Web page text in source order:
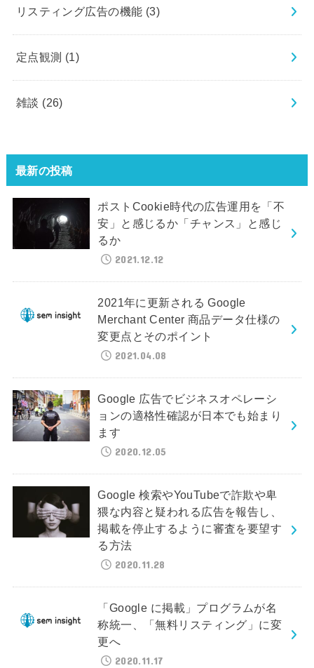
リスティング広告の機能 (3)
定点観測 (1)
雑談 (26)
最新の投稿
ポストCookie時代の広告運用を「不
安」と感じるか「チャンス」と感じ
るか
2021.12.12
2021年に更新される Google
Merchant Center 商品データ仕様の
変更点とそのポイント
2021.04.08
Google 広告でビジネスオペレーシ
ョンの適格性確認が日本でも始まり
ます
2020.12.05
Google 検索やYouTubeで詐欺や卑
猥な内容と疑われる広告を報告し、
掲載を停止するように審査を要望す
る方法
2020.11.28
「Google に掲載」プログラムが名
称統一、「無料リスティング」に変
更へ
2020.11.17